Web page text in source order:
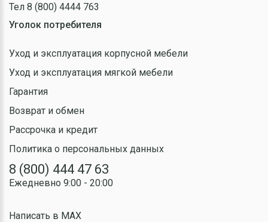
Тел 8 (800) 4444 763
Уголок потребителя
Уход и эксплуатация корпусной мебели
Уход и эксплуатация мягкой мебели
Гарантия
Возврат и обмен
Рассрочка и кредит
Политика о персональных данных
8 (800) 444 47 63
Ежедневно 9:00 - 20:00
Написать в MAX